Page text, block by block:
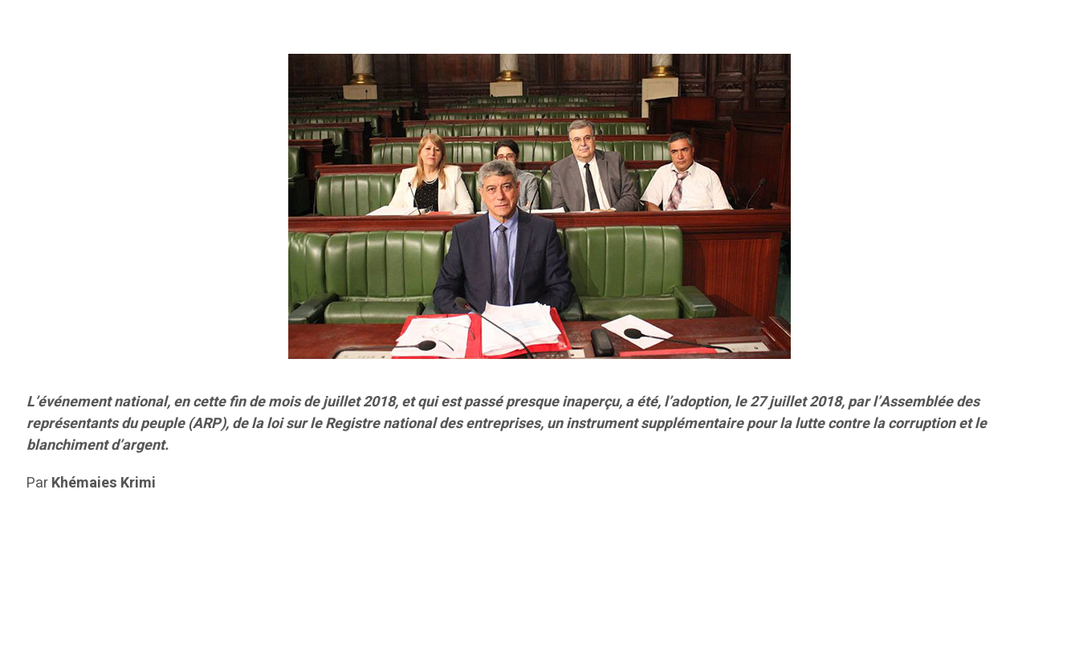
L’événement national, en cette fin de mois de juillet 2018, et qui est passé presque inaperçu, a été, l’adoption, le 27 juillet 2018, par l’Assemblée des
représentants du peuple (ARP), de la loi sur le Registre national des entreprises, un instrument supplémentaire pour la lutte contre la corruption et le
blanchiment d’argent.
ParKhémaies Krimi